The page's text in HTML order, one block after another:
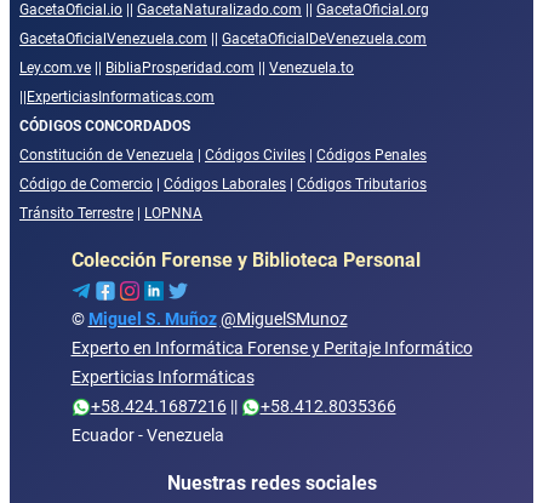
GacetaOficial.io
GacetaNaturalizado.com
GacetaOficial.org
GacetaOficialVenezuela.com
GacetaOficialDeVenezuela.com
Ley.com.ve
BibliaProsperidad.com
Venezuela.to
ExperticiasInformaticas.com
CÓDIGOS CONCORDADOS
Constitución de Venezuela
Códigos Civiles
Códigos Penales
Código de Comercio
Códigos Laborales
Códigos Tributarios
Tránsito Terrestre
LOPNNA
Colección Forense y Biblioteca Personal
© Miguel S. Muñoz @MiguelSMunoz
Experto en Informática Forense y Peritaje Informático
Experticias Informáticas
+58.424.1687216||
+58.412.8035366
Ecuador - Venezuela
Nuestras redes sociales